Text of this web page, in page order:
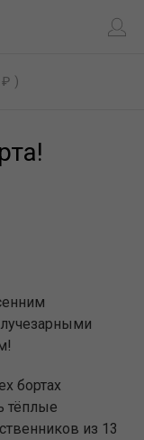
₽ )
бортах
тёплые
из 13